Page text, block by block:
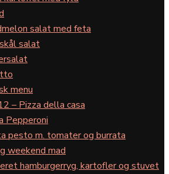
salat med feta
salat
menu
– Pizza della casa
Pepperoni
pesto m. tomater og burrata
weekend mad
hamburgerryg, kartofler og stuvet